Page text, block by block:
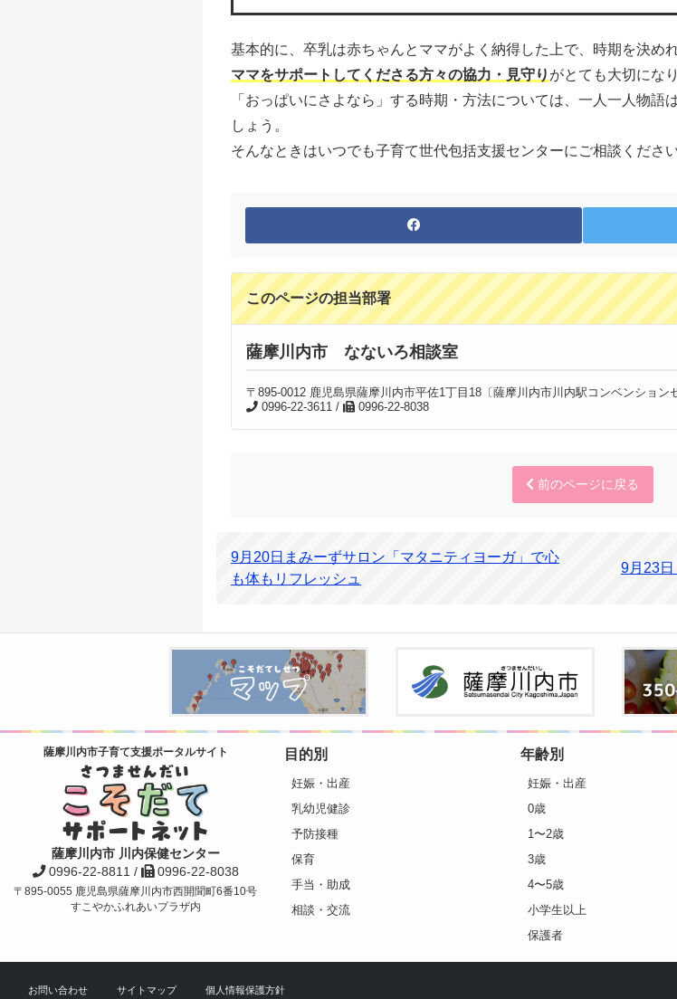
基本的に、卒乳は赤ちゃんとママがよく納得した上で、時期を決め
ママをサポートしてくださる方々の協力・見守り がとても大切にな
「おっぱいにさよなら」する時期・方法については、一人一人物語
しょう。
そんなときはいつでも子育て世代包括支援センターにご相談ください
このページの担当部署
薩摩川内市 なないろ相談室
〒895-0012 鹿児島県薩摩川内市平佐1丁目18〔薩摩川内市川内駅コンベンション
0996-22-3611 /
0996-22-8038
前のページに戻る
9月20日まみーずサロン「マタニティヨーガ」で心
も体もリフレッシュ
9月23
薩摩川内市子育て支援ポータルサイト
薩摩川内市 川内保健センター
0996-22-8811 /
0996-22-8038
〒895-0055 鹿児島県薩摩川内市西開聞町6番10号
すこやかふれあいプラザ内
目的別
妊娠・出産
乳幼児健診
予防接種
保育
手当・助成
相談・交流
年齢別
妊娠・出産
0歳
1〜2歳
3歳
4〜5歳
小学生以上
保護者
お問い合わせ サイトマップ 個人情報保護方針